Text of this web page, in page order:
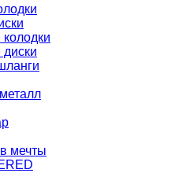
мечты